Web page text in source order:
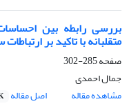
بررسی رابطه بین
متقلبانه با تاکید بر
صفحه285-302
جمال احمدی
مشاهده مقاله
اصل مقاله